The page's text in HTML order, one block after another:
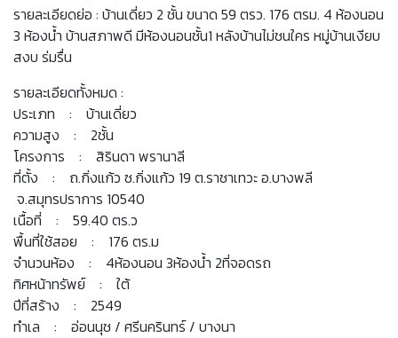
รายละเอียดย่อ : บ้านเดี่ยว 2 ชั้น ขนาด 59 ตรว. 176 ตรม. 4 ห้องนอน
3 ห้องน้ำ บ้านสภาพดี มีห้องนอนชั้น1 หลังบ้านไม่ชนใคร หมู่บ้านเงียบ
สงบ ร่มรื่น
รายละเอียดทั้งหมด :
ประเภท : บ้านเดี่ยว
ความสูง : 2ชั้น
โครงการ : สิรินดา พรานาลี
ที่ตั้ง : ถ.กิ่งแก้ว ซ.กิ่งแก้ว 19 ต.ราชาเทวะ อ.บางพลี
จ.สมุทรปราการ 10540
เนื้อที่ : 59.40 ตร.ว
พื้นที่ใช้สอย : 176 ตร.ม
จำนวนห้อง : 4ห้องนอน 3ห้องน้ำ 2ที่จอดรถ
ทิศหน้าทรัพย์ : ใต้
ปีที่สร้าง : 2549
ทำเล : อ่อนนุช / ศรีนครินทร์ / บางนา